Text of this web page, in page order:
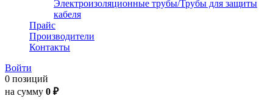
Электроизоляционные трубы/Трубы для защиты
кабеля
Прайс
Производители
Контакты
Войти
0 позиций
на сумму 0 ₽